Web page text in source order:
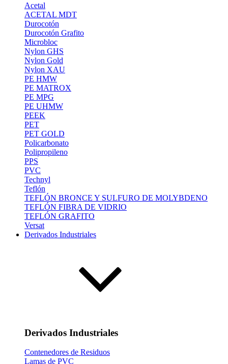
Acetal
ACETAL MDT
Durocotón
Durocotón Grafito
Microbloc
Nylon GHS
Nylon Gold
Nylon XAU
PE HMW
PE MATROX
PE MPG
PE UHMW
PEEK
PET
PET GOLD
Policarbonato
Polipropileno
PPS
PVC
Technyl
Teflón
TEFLÓN BRONCE Y SULFURO DE MOLYBDENO
TEFLÓN FIBRA DE VIDRIO
TEFLÓN GRAFITO
Versat
Derivados Industriales
Derivados Industriales
Contenedores de Residuos
Lamas de PVC